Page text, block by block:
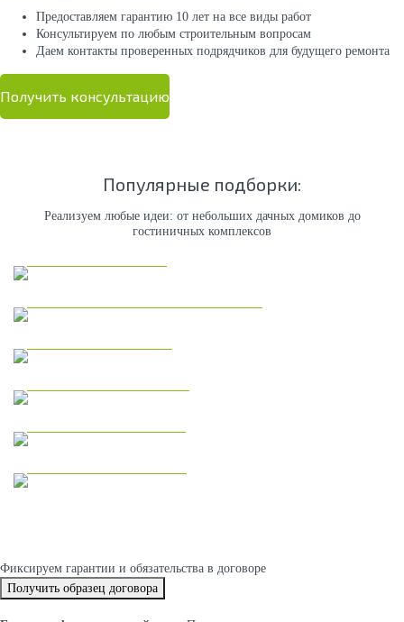
Предоставляем гарантию 10 лет на все виды работ
Консультируем по любым строительным вопросам
Даем контакты проверенных подрядчиков для будущего ремонта
Получить консультацию
Популярные подборки:
Реализуем любые идеи: от небольших дачных домиков до
гостиничных комплексов
Фиксируем гарантии и обязательства в договоре
Получить образец договора